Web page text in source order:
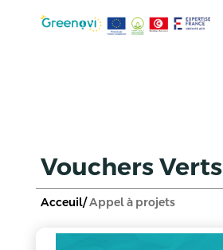
Vouchers Verts
Acceuil/Appel à projets